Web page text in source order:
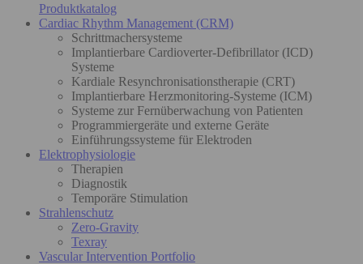
Produktkatalog
Cardiac Rhythm Management (CRM)
Schrittmachersysteme
Implantierbare Cardioverter-Defibrillator (ICD)
Systeme
Kardiale Resynchronisationstherapie (CRT)
Implantierbare Herzmonitoring-Systeme (ICM)
Systeme zur Fernüberwachung von Patienten
Programmiergeräte und externe Geräte
Einführungssysteme für Elektroden
Elektrophysiologie
Therapien
Diagnostik
Temporäre Stimulation
Strahlenschutz
Zero-Gravity
Texray
Vascular Intervention Portfolio